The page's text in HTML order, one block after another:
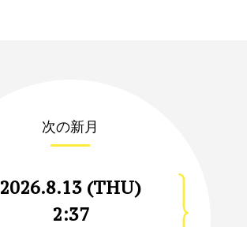
次の新月
2026.8.13 (THU)
2:37